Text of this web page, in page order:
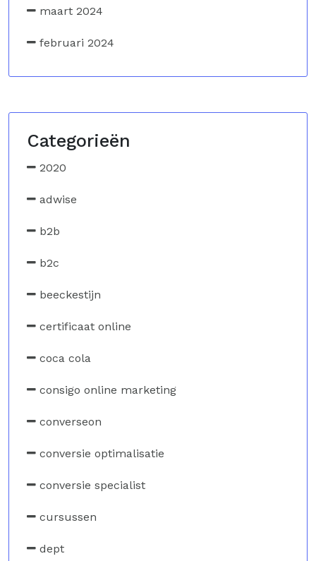
maart 2024
februari 2024
Categorieën
2020
adwise
b2b
b2c
beeckestijn
certificaat online
coca cola
consigo online marketing
converseon
conversie optimalisatie
conversie specialist
cursussen
dept